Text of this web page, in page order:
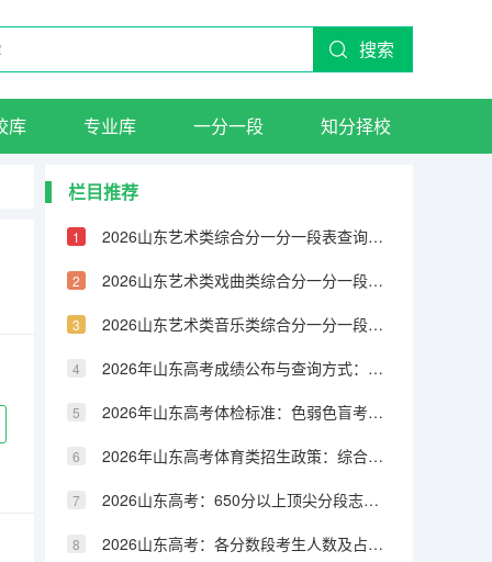
搜索
库 专业库 一分一段 知分择校
栏目推荐
2026山东艺术类综合分一分一段表查询渠道：官网和微信公众号均可查
2026山东艺术类戏曲类综合分一分一段表：文化287分可上本科，校考是关键
2026山东艺术类音乐类综合分一分一段表：专业成绩占七成，文化331分可上本科
2026年山东高考成绩公布与查询方式：6月25日15:00后查分
2026年山东高考体检标准：色弱色盲考生哪些专业不能报？
2026年山东高考体育类招生政策：综合成绩计算与志愿填报
2026山东高考：650分以上顶尖分段志愿填报攻略
2026山东高考：各分数段考生人数及占比完整统计表